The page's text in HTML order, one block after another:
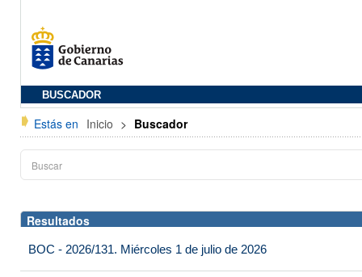
BUSCADOR
Estás en Inicio > Buscador
Resultados
BOC - 2026/131. Miércoles 1 de julio de 2026